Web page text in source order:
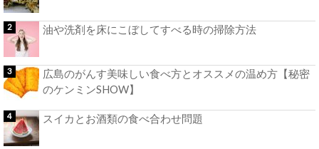
油や洗剤を床にこぼしてすべる時の掃除方法
広島のがんす美味しい食べ方とオススメの温め方【秘密
のケンミンSHOW】
スイカとお酒類の食べ合わせ問題